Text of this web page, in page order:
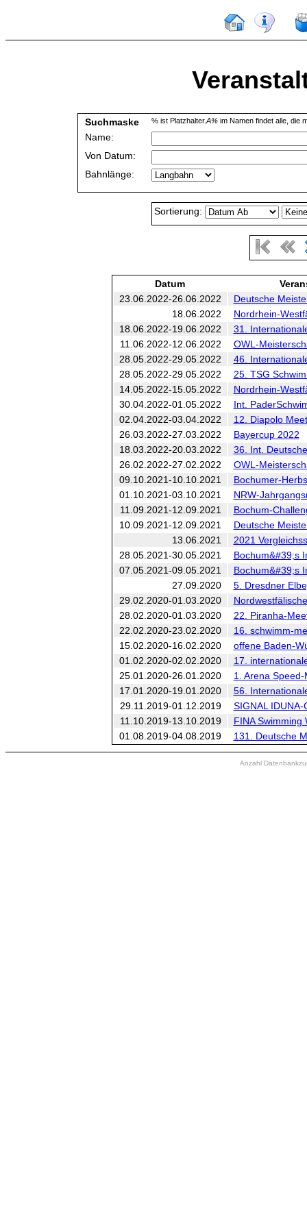
Suchmaske % ist Platzhalter.A% im Namen findet alle, die
Name:
Von Datum:
Bahnlänge:
Sortierung:
Datum
23.06.2022-26.06.2022
Deutsche
18.06.2022
Nordrhein-
18.06.2022-19.06.2022
31.
11.06.2022-12.06.2022
OWL-
28.05.2022-29.05.2022
46.
28.05.2022-29.05.2022
25. TSG
14.05.2022-15.05.2022
Nordrhein-
30.04.2022-01.05.2022
Int.
02.04.2022-03.04.2022
12. Diapolo Meet
26.03.2022-27.03.2022
Bayercup 2022
18.03.2022-20.03.2022
36. Int.
26.02.2022-27.02.2022
OWL-
09.10.2021-10.10.2021
Bochumer-
01.10.2021-03.10.2021
NRW-
11.09.2021-12.09.2021
Bochum-
10.09.2021-12.09.2021
Deutsche
13.06.2021
2021
28.05.2021-30.05.2021
Bochum&#39;s
07.05.2021-09.05.2021
Bochum&#39;s
27.09.2020
5. Dresdner
29.02.2020-01.03.2020
28.02.2020-01.03.2020
22. Piranha-
22.02.2020-23.02.2020
16. schwimm-
15.02.2020-16.02.2020
offene Baden-
01.02.2020-02.02.2020
17.
25.01.2020-26.01.2020
1. Arena Speed-
17.01.2020-19.01.2020
56.
29.11.2019-01.12.2019
SIGNAL IDUNA-
11.10.2019-13.10.2019
FINA Swimming
01.08.2019-04.08.2019
131. Deutsche
Anzahl